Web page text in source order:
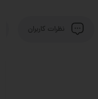
نظرات کاربران